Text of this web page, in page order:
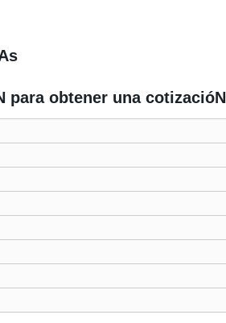
para obtener una cotizacióN